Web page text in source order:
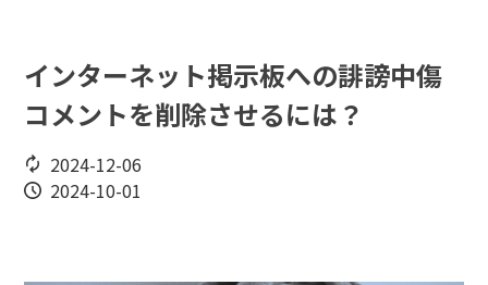
インターネット掲示板への誹謗中傷
コメントを削除させるには？
2024-12-06
2024-10-01